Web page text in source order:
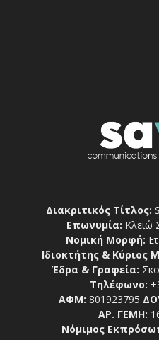
Διακριτικός Τίτλος:
Επωνυμία: Κλειώ
Νομική Μορφή:
Ιδιοκτήτης & Κύριος
Έδρα & Γραφεία:
Τηλέφωνο:
ΑΦΜ: 801923795
ΑΡ. ΓΕΜΗ:
Νόμιμος